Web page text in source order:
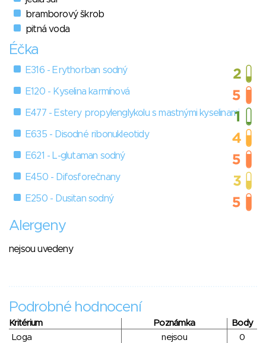
bramborový škrob
pitná voda
Éčka
E316 - Erythorban sodný
E120 - Kyselina karmínová
E477 - Estery propylenglykolu s mastnými kyselinami
E635 - Disodné ribonukleotidy
E621 - L-glutaman sodný
E450 - Difosforečnany
E250 - Dusitan sodný
Alergeny
nejsou uvedeny
Podrobné hodnocení
Kritérium Poznámka
Body
Loga
nejsou
0